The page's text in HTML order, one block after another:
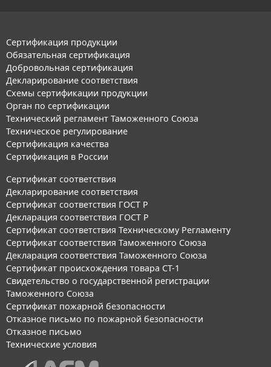
Сертификация продукции
Обязательная сертификация
Добровольная сертификация
Декларирование соответствия
Схемы сертификации продукции
Орган по сертификации
Технический регламент Таможенного Союза
Техническое регулирование
Сертификация качества
Сертификация в России
Сертификат соответствия
Декларирование соответствия
Сертификат соответствия ГОСТ Р
Декларация соответствия ГОСТ Р
Сертификат соответствия Техническому Регламенту
Сертификат соответствия Таможенного Союза
Декларация соответствия Таможенного Союза
Сертификат происхождения товара СТ-1
Свидетельство о государственной регистрации
Таможенного Союза
Сертификат пожарной безопасности
Отказное письмо по пожарной безопасности
Отказное письмо
Технические условия